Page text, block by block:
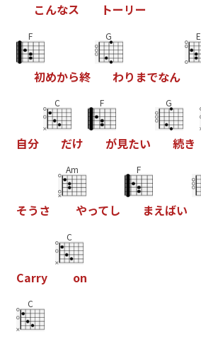
こんなス トー リー
F
初めから終
G
わり までなん
E
自分
C
だけ
F
が見たい
G
続き
そう さ
Am
やってし
F
まえばい
Carry
C
on
C